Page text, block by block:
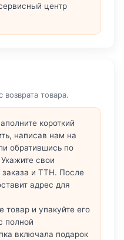
центр
товара.
короткий
написав нам на
обратившись по
Укажите свои
и ТТН. После
адрес для
товар и упакуйте его
полной
включала подарок